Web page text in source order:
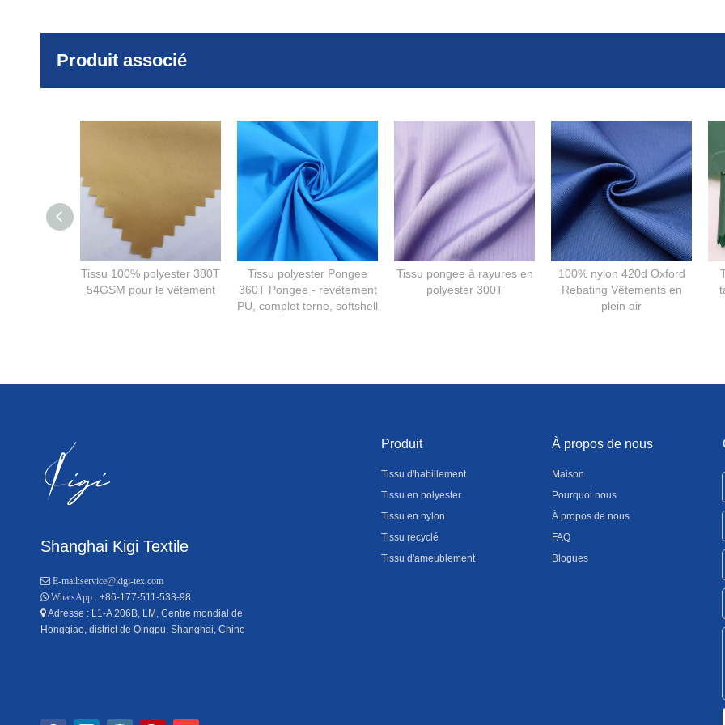
Produit associé
Tissu 100% polyester 380T
54GSM pour le vêtement
Tissu polyester Pongee
360T Pongee - revêtement
PU, complet terne, softshell
Tissu pongee à rayures en
polyester 300T
100% nylon 420d Oxford
Rebating Vêtements en
plein air
Shanghai Kigi Textile
 E-mail:service@kigi-tex.com
 WhatsApp : +86-177-511-533-98
Adresse : L1-A 206B, LM, Centre mondial de
Hongqiao, district de Qingpu, Shanghai, Chine
Produit
Tissu d'habillement
Tissu en polyester
Tissu en nylon
Tissu recyclé
Tissu d'ameublement
À propos de nous
Maison
Pourquoi nous
À propos de nous
FAQ
Blogues